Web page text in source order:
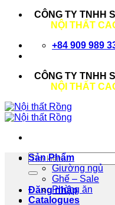
dung
CÔNG TY TNHH
NỘI THẤT
+84 909 989
CÔNG TY TNHH
NỘI THẤT
Tìm
kiếm:
Đăng nhập
Sản Phẩm
Giường ngủ
Ghế – Sale
Phòng ăn
Catalogues